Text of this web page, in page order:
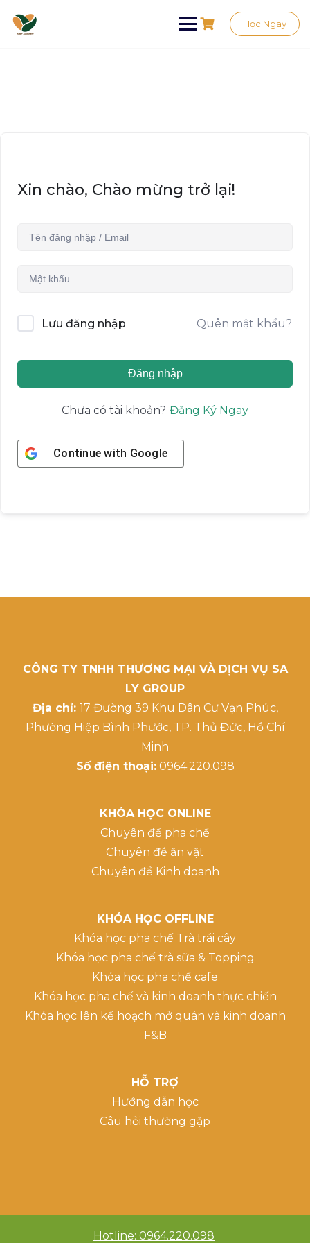
Học Ngay
Xin chào, Chào mừng trở lại!
Lưu đăng nhập Quên mật khẩu?
Đăng nhập
Chưa có tài khoản? Đăng Ký Ngay
Continue with Google
CÔNG TY TNHH THƯƠNG MẠI VÀ DỊCH VỤ SA
LY GROUP
Địa chỉ: 17 Đường 39 Khu Dân Cư Vạn Phúc,
Phường Hiệp Bình Phước, TP. Thủ Đức, Hồ Chí
Minh
Số điện thoại:0964.220.098
KHÓA HỌC ONLINE
Chuyên đề pha chế
Chuyên đề ăn vặt
Chuyên đề Kinh doanh
KHÓA HỌC OFFLINE
Khóa học pha chế Trà trái cây
Khóa học pha chế trà sữa & Topping
Khóa học pha chế cafe
Khóa học pha chế và kinh doanh thực chiến
Khóa học lên kế hoạch mở quán và kinh doanh
F&B
HỖ TRỢ
Hướng dẫn học
Câu hỏi thường gặp
Hotline: 0964.220.098